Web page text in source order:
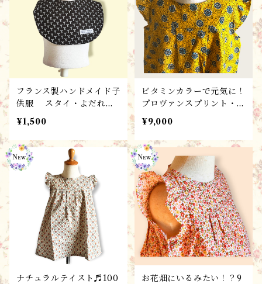
フランス製ハンドメイド子
供服 スタイ・よだれか
け T23-A /ベビー・キッ
ズ ギフト・出産祝い/ate
lier tomoccuより
¥1,500
ビタミンカラーで元気に！
プロヴァンスプリント・フ
ランス製100サイズ・ハン
ドメイド こども服 / ワ
ンピース・ローブシトロ
ン/春夏コレクション♬ギ
フトにもおすすめ♥
¥9,000
ナチュラルテイスト♬100
お花畑にいるみたい！？9